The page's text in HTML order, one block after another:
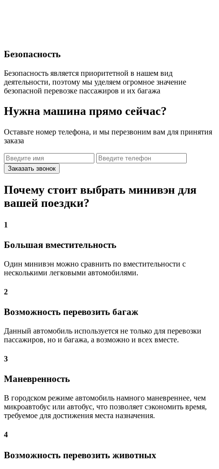
Безопасность
Безопасность является приоритетной в нашем вид
деятельности, поэтому мы уделяем огромное значение
безопасной перевозке пассажиров и их багажа
Нужна машина прямо сейчас?
Оставьте номер телефона, и мы перезвоним вам для принятия
заказа
Заказать звонок
Почему стоит выбрать минивэн для
вашей поездки?
1
Большая вместительность
Один минивэн можно сравнить по вместительности с
несколькими легковыми автомобилями.
2
Возможность перевозить багаж
Данный автомобиль используется не только для перевозки
пассажиров, но и багажа, а возможно и всех вместе.
3
Маневренность
В городском режиме автомобиль намного маневреннее, чем
микроавтобус или автобус, что позволяет сэкономить время,
требуемое для достижения места назначения.
4
Возможность перевозить животных